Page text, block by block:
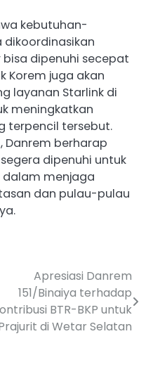
kebutuhan-
dikoordinasikan
dipenuhi secepat
Korem juga akan
layanan Starlink di
meningkatkan
terpencil tersebut.
Danrem berharap
dipenuhi untuk
menjaga
dan pulau-pulau
Apresiasi Danrem
151/Binaiya terhadap
BTR-BKP untuk
di Wetar Selatan